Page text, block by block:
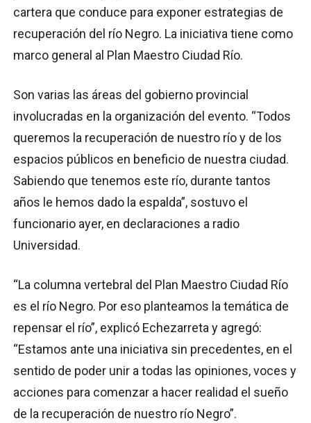
cartera que conduce para exponer estrategias de
recuperación del río Negro. La iniciativa tiene como
marco general al Plan Maestro Ciudad Río.
Son varias las áreas del gobierno provincial
involucradas en la organización del evento. “Todos
queremos la recuperación de nuestro río y de los
espacios públicos en beneficio de nuestra ciudad.
Sabiendo que tenemos este río, durante tantos
años le hemos dado la espalda”, sostuvo el
funcionario ayer, en declaraciones a radio
Universidad.
“La columna vertebral del Plan Maestro Ciudad Río
es el río Negro. Por eso planteamos la temática de
repensar el río”, explicó Echezarreta y agregó:
“Estamos ante una iniciativa sin precedentes, en el
sentido de poder unir a todas las opiniones, voces y
acciones para comenzar a hacer realidad el sueño
de la recuperación de nuestro río Negro”.